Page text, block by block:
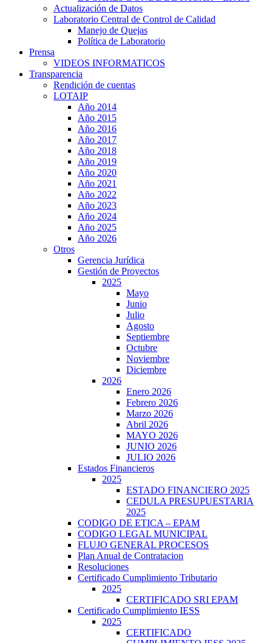
Actualización de Datos
Laboratorio Central de Control de Calidad
Manejo de Quejas
Política de Laboratorio
Prensa
VIDEOS INFORMATICOS
Transparencia
Rendición de cuentas
LOTAIP
Año 2014
Año 2015
Año 2016
Año 2017
Año 2018
Año 2019
Año 2020
Año 2021
Año 2022
Año 2023
Año 2024
Año 2025
Año 2026
Otros
Gerencia Jurídica
Gestión de Proyectos
2025
Mayo
Junio
Julio
Agosto
Septiembre
Octubre
Noviembre
Diciembre
2026
Enero 2026
Febrero 2026
Marzo 2026
Abril 2026
MAYO 2026
JUNIO 2026
JULIO 2026
Estados Financieros
2025
ESTADO FINANCIERO 2025
CEDULA PRESUPUESTARIA
2025
CODIGO DE ETICA – EPAM
CODIGO LEGAL MUNICIPAL
FLUJO GENERAL PROCESOS
Plan Anual de Contratacion
Resoluciones
Certificado Cumplimiento Tributario
2025
CERTIFICADO SRI EPAM
Certificado Cumplimiento IESS
2025
CERTIFICADO